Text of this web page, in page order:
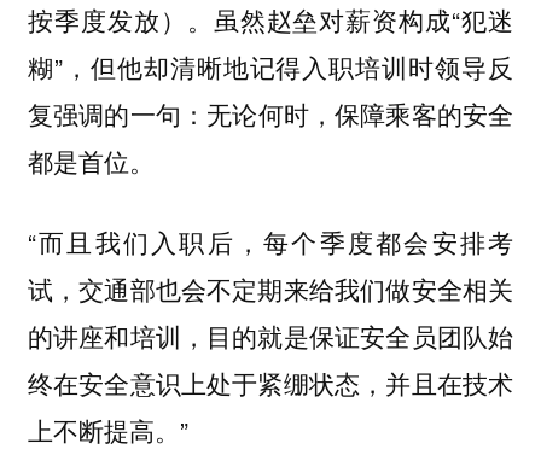
按季度发放）。虽然赵垒对薪资构成“犯迷
糊”，但他却清晰地记得入职培训时领导反
复强调的一句： 无论何时，保障乘客的安全
都是首位。
“而且我们入职后，每个季度都会安排考
试，交通部也会不定期来给我们做安全相关
的讲座和培训，目的就是保证安全员团队始
终在安全意识上处于紧绷状态，并且在技术
上不断提高。”